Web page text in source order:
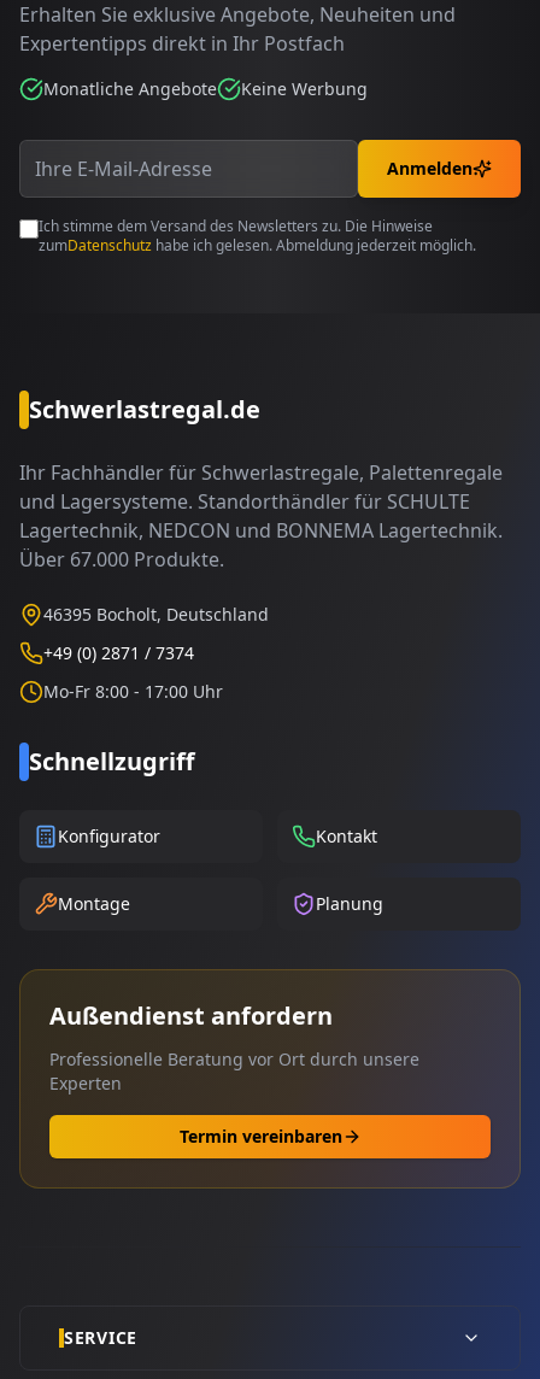
Erhalten Sie exklusive Angebote, Neuheiten und
Expertentipps direkt in Ihr Postfach
Monatliche Angebote Keine Werbung
Anmelden
Ich stimme dem Versand des Newsletters zu. Die Hinweise
zumDatenschutz habe ich gelesen. Abmeldung jederzeit möglich.
Schwerlastregal.de
Ihr Fachhändler für Schwerlastregale, Palettenregale
und Lagersysteme. Standorthändler für SCHULTE
Lagertechnik, NEDCON und BONNEMA Lagertechnik.
Über 67.000 Produkte.
46395 Bocholt, Deutschland
+49 (0) 2871 / 7374
Mo-Fr 8:00 - 17:00 Uhr
Schnellzugriff
Konfigurator Kontakt
Montage Planung
Außendienst anfordern
Professionelle Beratung vor Ort durch unsere
Experten
Termin vereinbaren
SERVICE